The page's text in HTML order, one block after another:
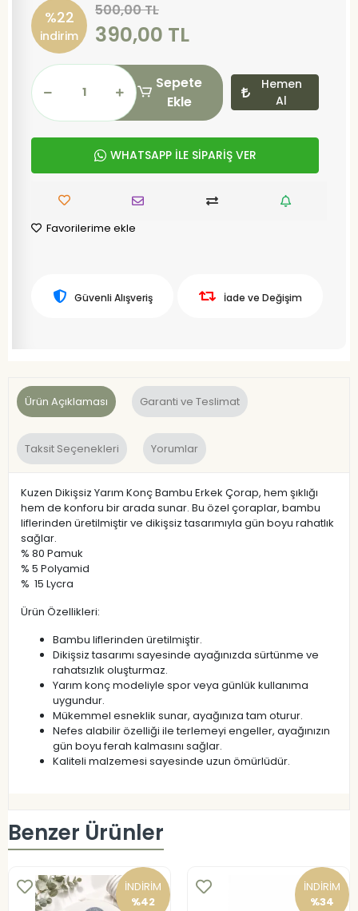
%22
indirim
500,00 TL
390,00 TL
Sepete
Ekle
Hemen
Al
WHATSAPP İLE SİPARİŞ VER
Favorilerime ekle
Güvenli Alışveriş İade ve Değişim
Ürün Açıklaması Garanti ve Teslimat
Taksit Seçenekleri Yorumlar
Kuzen Dikişsiz Yarım Konç Bambu Erkek Çorap, hem şıklığı
hem de konforu bir arada sunar. Bu özel çoraplar, bambu
liflerinden üretilmiştir ve dikişsiz tasarımıyla gün boyu rahatlık
sağlar.
% 80 Pamuk
% 5 Polyamid
% 15 Lycra
Ürün Özellikleri:
Bambu liflerinden üretilmiştir.
Dikişsiz tasarımı sayesinde ayağınızda sürtünme ve
rahatsızlık oluşturmaz.
Yarım konç modeliyle spor veya günlük kullanıma
uygundur.
Mükemmel esneklik sunar, ayağınıza tam oturur.
Nefes alabilir özelliği ile terlemeyi engeller, ayağınızın
gün boyu ferah kalmasını sağlar.
Kaliteli malzemesi sayesinde uzun ömürlüdür.
Benzer Ürünler
İNDİRİM
%42
İNDİRİM
%34